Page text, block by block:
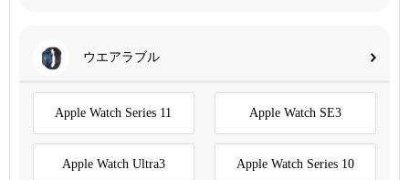
ウエアラブル
Apple Watch Series 11 Apple Watch SE3
Apple Watch Ultra3 Apple Watch Series 10